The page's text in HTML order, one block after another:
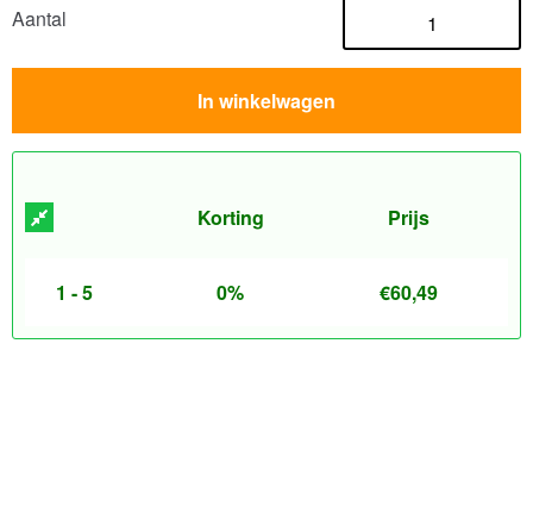
Aantal
In winkelwagen
Korting Prijs
1 - 5 0% €60,49